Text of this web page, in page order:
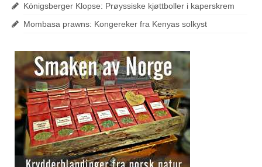
Königsberger Klopse: Prøyssiske kjøttboller i kaperskrem
Mombasa prawns: Kongereker fra Kenyas solkyst